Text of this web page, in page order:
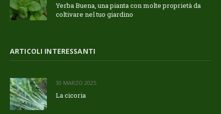
Yerba Buena, una pianta con molte proprietà da
coltivare nel tuo giardino
ARTICOLI INTERESSANTI
30 MARZO 2025
La cicoria